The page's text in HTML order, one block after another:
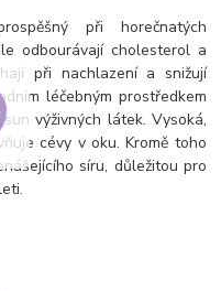
při horečnatých
odbourávají cholesterol a
při nachlazení a snižují
léčebným prostředkem
výživných látek. Vysoká,
cévy v oku. Kromě toho
síru, důležitou pro